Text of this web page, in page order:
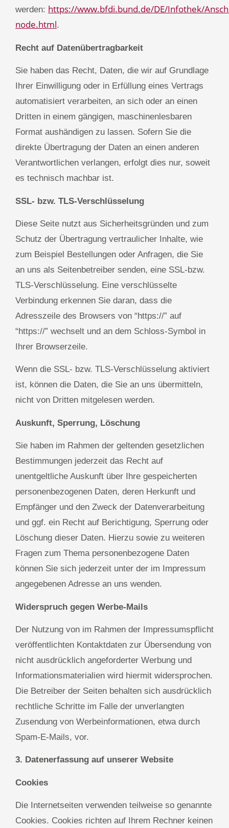
werden: https://www.bfdi.bund.de/DE/Infothek/
node.html.
Recht auf Datenübertragbarkeit
Sie haben das Recht, Daten, die wir auf Grundlage
Ihrer Einwilligung oder in Erfüllung eines Vertrags
automatisiert verarbeiten, an sich oder an einen
Dritten in einem gängigen, maschinenlesbaren
Format aushändigen zu lassen. Sofern Sie die
direkte Übertragung der Daten an einen anderen
Verantwortlichen verlangen, erfolgt dies nur, soweit
es technisch machbar ist.
SSL- bzw. TLS-Verschlüsselung
Diese Seite nutzt aus Sicherheitsgründen und zum
Schutz der Übertragung vertraulicher Inhalte, wie
zum Beispiel Bestellungen oder Anfragen, die Sie
an uns als Seitenbetreiber senden, eine SSL-bzw.
TLS-Verschlüsselung. Eine verschlüsselte
Verbindung erkennen Sie daran, dass die
Adresszeile des Browsers von “https://” auf
“https://” wechselt und an dem Schloss-Symbol in
Ihrer Browserzeile.
Wenn die SSL- bzw. TLS-Verschlüsselung aktiviert
ist, können die Daten, die Sie an uns übermitteln,
nicht von Dritten mitgelesen werden.
Auskunft, Sperrung, Löschung
Sie haben im Rahmen der geltenden gesetzlichen
Bestimmungen jederzeit das Recht auf
unentgeltliche Auskunft über Ihre gespeicherten
personenbezogenen Daten, deren Herkunft und
Empfänger und den Zweck der Datenverarbeitung
und ggf. ein Recht auf Berichtigung, Sperrung oder
Löschung dieser Daten. Hierzu sowie zu weiteren
Fragen zum Thema personenbezogene Daten
können Sie sich jederzeit unter der im Impressum
angegebenen Adresse an uns wenden.
Widerspruch gegen Werbe-Mails
Der Nutzung von im Rahmen der Impressumspflicht
veröffentlichten Kontaktdaten zur Übersendung von
nicht ausdrücklich angeforderter Werbung und
Informationsmaterialien wird hiermit widersprochen.
Die Betreiber der Seiten behalten sich ausdrücklich
rechtliche Schritte im Falle der unverlangten
Zusendung von Werbeinformationen, etwa durch
Spam-E-Mails, vor.
3. Datenerfassung auf unserer Website
Cookies
Die Internetseiten verwenden teilweise so genannte
Cookies. Cookies richten auf Ihrem Rechner keinen